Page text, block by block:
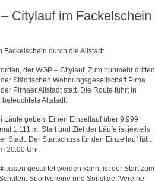
Citylauf im Fackelschein
Fackelschein durch die Altstadt
der WGP – Citylauf. Zum nunmehr dritten
Städtischen Wohnungsgesellschaft Pirna
Pirnaer Altstadt statt. Die Route führt in
Altstadt.
Läufe geben. Einen Einzellauf über 9.999
1.111 m. Start und Ziel der Läufe ist jeweils
Stadt. Der Startschuss für den Einzellauf fällt
20:00 Uhr.
gestartet werden kann, ist der Start zum
Sportvereine und Sonstige (Vereine,